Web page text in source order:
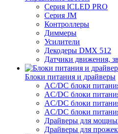
Серия ICLED PRO
Серия JM
Контроллеры
Диммеры
Усилители
Декодеры DMX 512
Датчики движения,
Блоки питания и драйверы
AC/DC блоки
AC/DC блоки
AC/DC блоки
AC/DC блоки
Драйверы для
Драйверы для